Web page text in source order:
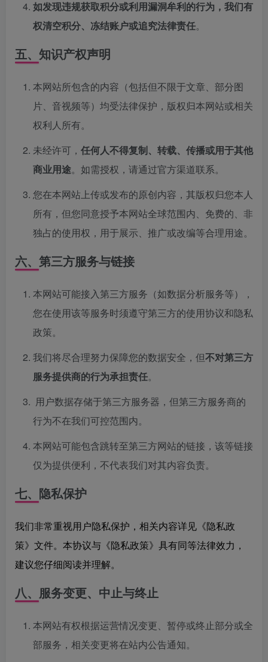
如发现违规获取积分或利用漏洞牟利的行为，我们有
权清空积分、冻结账户或追究法律责任。
五、知识产权声明
本网站所包含的内容（包括但不限于文章、部分图
片、音视频等）均受法律保护，版权归本网站或相关
权利人所有。
未经许可， 任何人不得复制、转载、传播或用于其他
商业用途。如需授权，请通过官方渠道联系。
您在本网站上传或发布的原创内容，其版权归您本人
所有，但您同意授予本网站全球范围内、免费的、非
独占的使用权，用于展示、推广或改编等合理用途。
六、第三方服务与链接
本网站可能接入第三方服务（如数据分析服务等），
您在使用该等服务时须遵守第三方的使用协议和隐私
政策。
我们将尽合理努力保障您的数据安全，但不对第三方
服务提供商的行为承担责任。
用户数据存储于第三方服务器，但第三方服务商的
行为不在我们可控范围内。
本网站可能包含跳转至第三方网站的链接，该等链接
仅为提供便利，不代表我们对其内容负责。
七、隐私保护
我们非常重视用户隐私保护，相关内容详见《隐私政
策》文件。本协议与《隐私政策》具有同等法律效力，
建议您仔细阅读并理解。
八、服务变更、中止与终止
本网站有权根据运营情况变更、暂停或终止部分或全
部服务，相关变更将在站内公告通知。